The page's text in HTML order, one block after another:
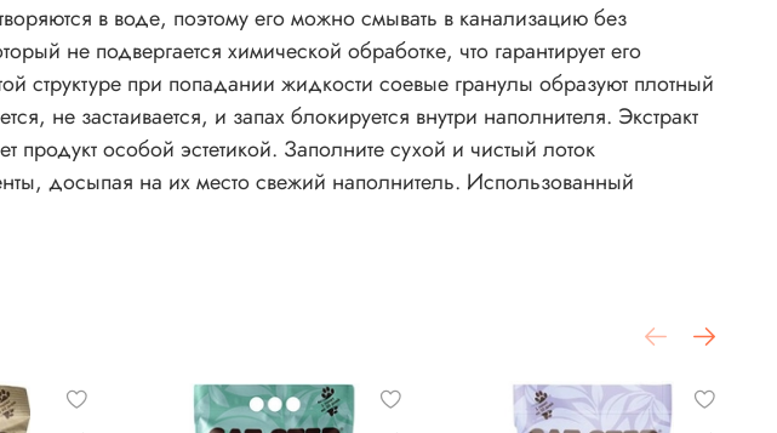
в воде, поэтому его можно смывать в канализацию без
не подвергается химической обработке, что гарантирует его
структуре при попадании жидкости соевые гранулы образуют плотный
не застаивается, и запах блокируется внутри наполнителя. Экстракт
особой эстетикой. Заполните сухой и чистый лоток
досыпая на их место свежий наполнитель. Использованный